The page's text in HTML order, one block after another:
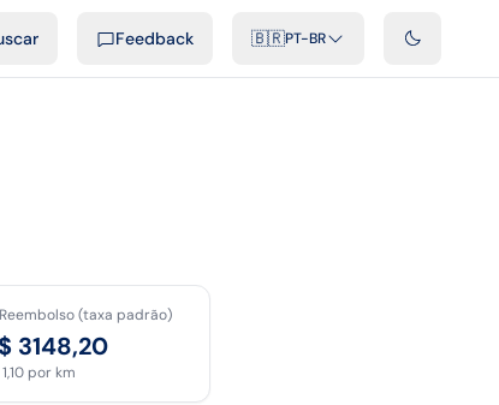
Feedback 🇧🇷PT-BR
Reembolso (taxa padrão)
3148,20
por km